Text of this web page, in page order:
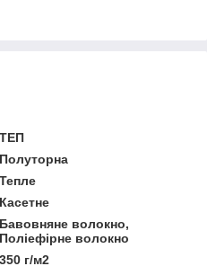
ТЕП
Полуторна
Тепле
Касетне
Бавовняне волокно,
Поліефірне волокно
350 г/м2